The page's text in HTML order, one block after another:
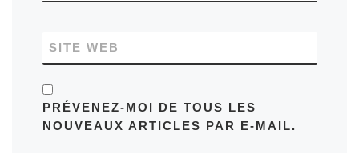
SITE WEB
PRÉVENEZ-MOI DE TOUS LES
NOUVEAUX ARTICLES PAR E-MAIL.